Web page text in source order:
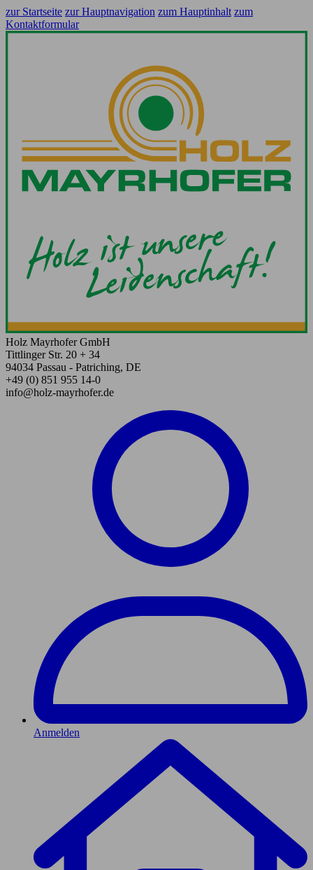
zur Startseite zur Hauptnavigation zum Hauptinhalt zum
Kontaktformular
Holz Mayrhofer GmbH
Tittlinger Str. 20 + 34
94034 Passau - Patriching, DE
+49 (0) 851 955 14-0
info@holz-mayrhofer.de
Anmelden